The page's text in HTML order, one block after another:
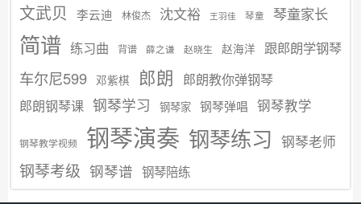
文武贝 李云迪 林俊杰 沈文裕 王羽佳 琴童 琴童家长
简谱 练习曲 背谱 薛之谦 赵晓生 赵海洋 跟郎朗学钢琴
车尔尼599 邓紫棋 郎朗 郎朗教你弹钢琴
郎朗钢琴课 钢琴学习 钢琴家 钢琴弹唱 钢琴教学
钢琴教学视频 钢琴演奏 钢琴练习 钢琴老师
钢琴考级 钢琴谱 钢琴陪练